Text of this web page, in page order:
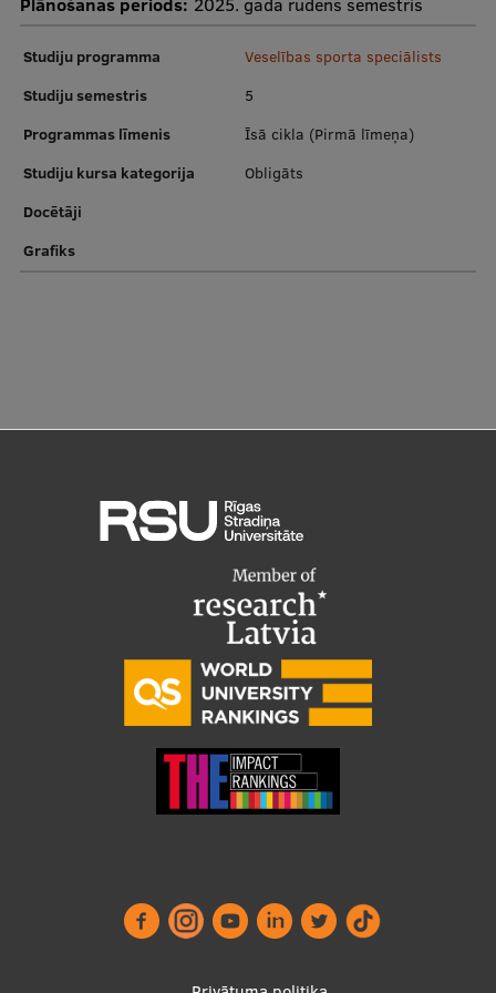
Ētikas un līdztiesības mācības
Atvērtā universitāte
Sagatavošanas kursi
Pētniecības datu pārvaldība
Pētniecības platformas
Doktorantūras skola
Pētniecības pakalpojumi
Pētniecības projekti
Zinātnieku brokastis
Inovāciju centrs
Studiju programma
Veselības sporta speciālists
Studiju semestris
5
Programmas līmenis
Īsā cikla (Pirmā līmeņa)
Studiju kursa kategorija
Obligāts
Docētāji
Grafiks